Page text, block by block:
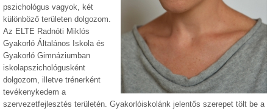
pszichológus vagyok, két
különböző területen dolgozom.
Az ELTE Radnóti Miklós
Gyakorló Általános Iskola és
Gyakorló Gimnáziumban
iskolapszichológusként
dolgozom, illetve trénerként
tevékenykedem a
szervezetfejlesztés területén. Gyakorlóiskolánk jelentős szerepet tölt be a